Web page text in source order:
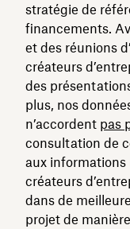
stratégie de
financements.
et des réunions
créateurs
des
plus, nos
n’accordent pas
consultation de
aux informations
créateurs
dans de
projet de